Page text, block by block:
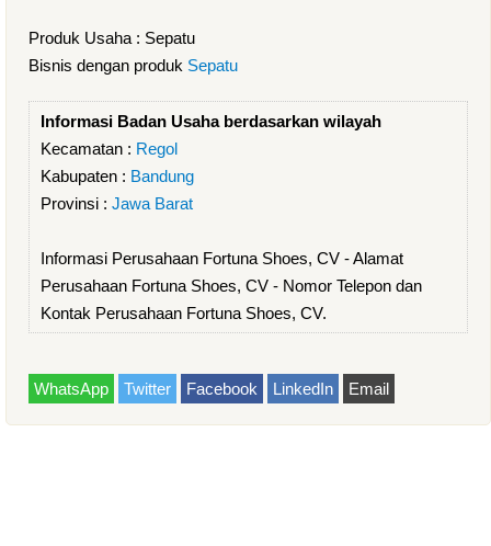
Produk Usaha : Sepatu
Bisnis dengan produk Sepatu
Informasi Badan Usaha berdasarkan wilayah
Kecamatan : Regol
Kabupaten : Bandung
Provinsi : Jawa Barat
Informasi Perusahaan Fortuna Shoes, CV - Alamat
Perusahaan Fortuna Shoes, CV - Nomor Telepon dan
Kontak Perusahaan Fortuna Shoes, CV.
WhatsApp Twitter Facebook LinkedIn Email